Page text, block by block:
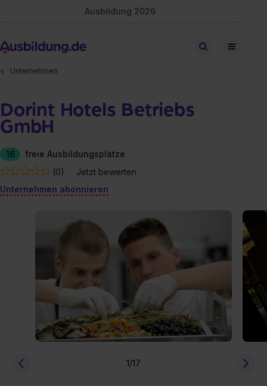
Ausbildung 2026
Stellen finden
Unternehmen
Dorint Hotels Betriebs
GmbH
16
freie Ausbildungsplätze
(0)
Jetzt bewerten
Unternehmen abonnieren
1/17